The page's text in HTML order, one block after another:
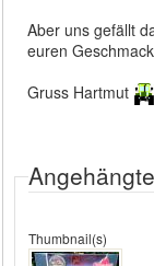
Aber uns gefällt
euren
Gruss Hartmut
Thumbnail(s)